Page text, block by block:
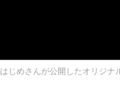
じめさんが公開したオリジナ